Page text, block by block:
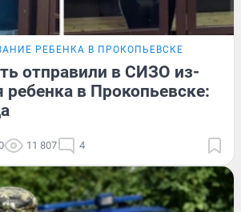
РЕБЕНКА В ПРОКОПЬЕВСКЕ
отправили в СИЗО из-
ребенка в Прокопьевске:
11 807 4